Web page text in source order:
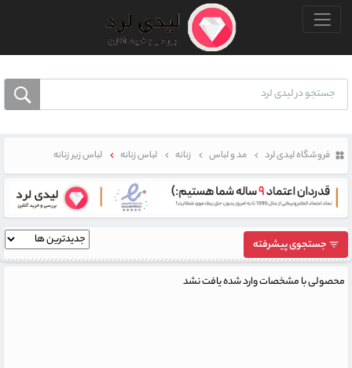
منو بالا
فروشگاه لیدی لرد مد و لباس زنانه لباس زنانه لباس زیر زنانه
جستجوی پیشرفته
محصولی با مشخصات وارد شده یافت نشد